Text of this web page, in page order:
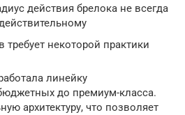
действия брелока не всегда
некоторой практики
линейку
до премиум-класса.
архитектуру, что позволяет